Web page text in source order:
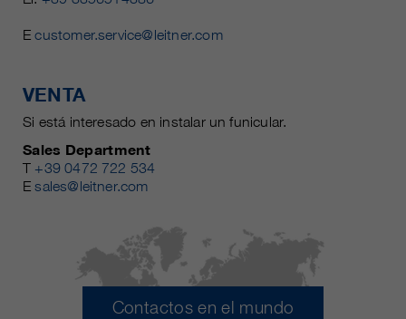
Ecustomer.service@leitner.com
VENTA
Si está interesado en instalar un funicular.
Sales Department
T +39 0472 722 534
Esales@leitner.com
Contactos en el mundo